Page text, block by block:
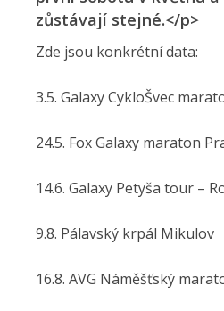
zůstávají stejné.</p>
Zde jsou konkrétní data:
3.5. Galaxy CykloŠvec
24.5. Fox Galaxy maraton
14.6. Galaxy Petyša tour –
9.8. Pálavský krpál Mikulov
16.8. AVG Náměšťský